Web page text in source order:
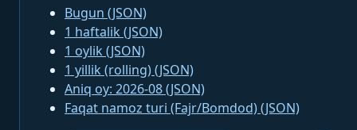
Bugun (JSON)
1 haftalik (JSON)
1 oylik (JSON)
1 yillik (rolling) (JSON)
Aniq oy: 2026-08 (JSON)
Faqat namoz turi (Fajr/Bomdod) (JSON)